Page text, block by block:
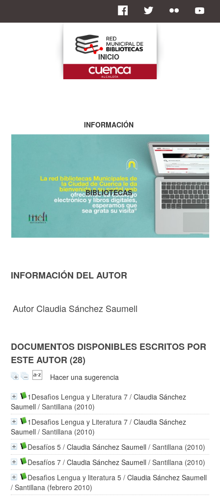
INFORMACIÓN DEL AUTOR
Autor Claudia Sánchez Saumell
DOCUMENTOS DISPONIBLES ESCRITOS POR
ESTE AUTOR (28)
Hacer una sugerencia
1Desafìos Lengua y Literatura 7 /Claudia Sánchez
Saumell / Santillana (2010)
1Desafìos Lengua y Literatura 7 /Claudia Sánchez
Saumell / Santillana (2010)
Desafíos 5 /Claudia Sánchez Saumell / Santillana (2010)
Desafíos 7 /Claudia Sánchez Saumell / Santillana (2010)
Desafìos Lengua y literatura 5 /Claudia Sánchez Saumell
/ Santillana (febrero 2010)
INICIO
INFORMACIÓN
BIBLIOTECAS